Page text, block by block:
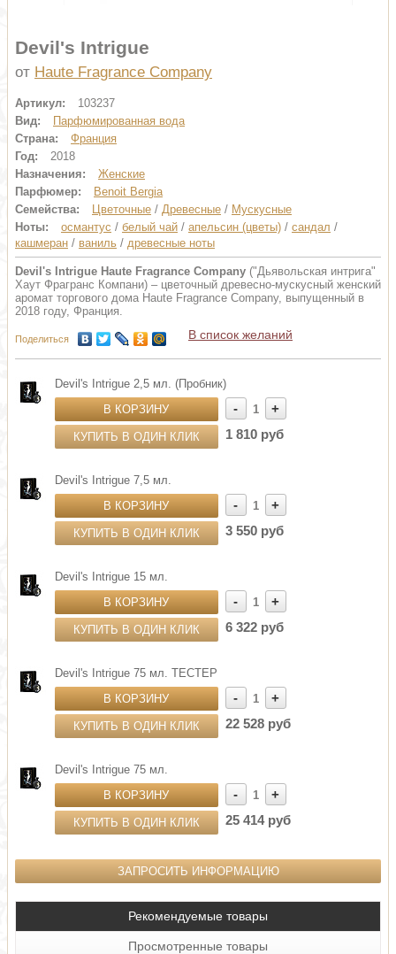
Devil's Intrigue
от Haute Fragrance Company
Артикул:
103237
Вид:
Парфюмированная вода
Страна:
Франция
Год:
2018
Назначения:
Женские
Парфюмер:
Benoit Bergia
Семейства:
Цветочные / Древесные / Мускусные
Ноты:
османтус / белый чай / апельсин (цветы) / сандал /
кашмеран / ваниль / древесные ноты
Devil's Intrigue Haute Fragrance Company ("Дьявольская интрига"
Хаут Фрагранс Компани) – цветочный древесно-мускусный женский
аромат торгового дома Haute Fragrance Company, выпущенный в
2018 году, Франция.
Поделиться В список желаний
Devil's Intrigue 2,5 мл. (Пробник)
В КОРЗИНУ
КУПИТЬ В ОДИН КЛИК
- 1
+
1 810 руб
Devil's Intrigue 7,5 мл.
В КОРЗИНУ
КУПИТЬ В ОДИН КЛИК
- 1
+
3 550 руб
Devil's Intrigue 15 мл.
В КОРЗИНУ
КУПИТЬ В ОДИН КЛИК
- 1
+
6 322 руб
Devil's Intrigue 75 мл. ТЕСТЕР
В КОРЗИНУ
КУПИТЬ В ОДИН КЛИК
- 1
+
22 528 руб
Devil's Intrigue 75 мл.
В КОРЗИНУ
КУПИТЬ В ОДИН КЛИК
- 1
+
25 414 руб
ЗАПРОСИТЬ ИНФОРМАЦИЮ
Рекомендуемые товары
Просмотренные товары